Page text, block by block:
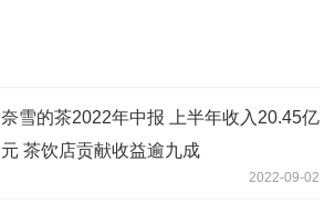
奈雪的茶2022年中报 上半年收入20.45亿
元 茶饮店贡献收益逾九成
2022-09-02